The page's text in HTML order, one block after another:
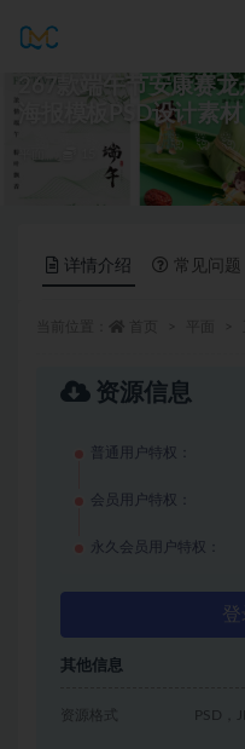
267款端午节安康赛
详情介绍 常见问题
资源信息
普通用户特权：
会员用户特权：
永久会员用户特权：
其他信息
资源格式 PSD，